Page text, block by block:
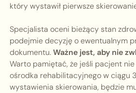
który wystawił pierwsze
Specjalista oceni bieżący stan
podejmie decyzję o ewentualnym
dokumentu.Ważne jest, aby nie
Warto pamiętać, że jeśli pacjent nie
ośrodka rehabilitacyjnego w ciągu
wystawienia skierowania, będzie